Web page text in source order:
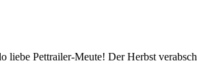
Pettrailer-Meute! Der Herbst